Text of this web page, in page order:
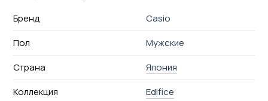
Бренд
Casio
Пол
Мужские
Страна
Япония
Коллекция
Edifice